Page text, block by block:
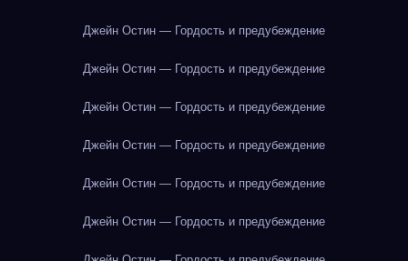
Джейн Остин — Гордость и предубеждение
Джейн Остин — Гордость и предубеждение
Джейн Остин — Гордость и предубеждение
Джейн Остин — Гордость и предубеждение
Джейн Остин — Гордость и предубеждение
Джейн Остин — Гордость и предубеждение